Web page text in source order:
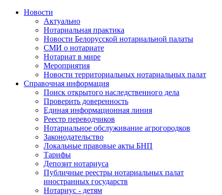
Новости
Актуально
Нотариальная практика
Новости Белорусской нотариальной палаты
СМИ о нотариате
Нотариат в мире
Мероприятия
Новости территориальных нотариальных палат
Справочная информация
Поиск открытого наследственного дела
Проверить доверенность
Единая информационная линия
Реестр переводчиков
Нотариальное обслуживание агрогородков
Законодательство
Локальные правовые акты БНП
Тарифы
Депозит нотариуса
Публичные реестры нотариальных палат
иностранных государств
Нотариус - детям